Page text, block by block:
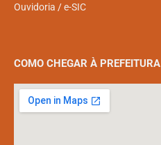
Ouvidoria /e-SIC
COMO CHEGAR À PREFEITURA